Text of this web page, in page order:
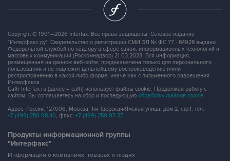
Copyright © 1991—2026 Interfax. Все права защищены. Сетевое издание
"Интерфакс.ру". Свидетельство о регистрации СМИ ЭЛ № ФС 77 - 84928 выдано
Федеральной службой по надзору в сфере связи, информационных технологий и
массовых коммуникаций (Роскомнадзор) 21.03.2023. Вся информация,
размещенная на данном веб-сайте, предназначена только для персонального
пользования и не подлежит дальнейшему воспроизведению и/или
распространению в какой-либо форме, иначе как с письменного разрешения
Интерфакса.
Сайт Interfax.ru (далее – сайт) использует файлы cookie. Продолжая работу с
сайтом, Вы соглашаетесь на сбор и последующую обработку файлов cookie.
Адрес: Россия, 127006, Москва, 1-я Тверская-Ямская улица, дом 2, стр.1, тел.:
+7 (499) 250-98-40, факс: +7 (499) 250-97-27
Продукты информационной группы
"Интерфакс"
Информация о компаниях, товарах и людях